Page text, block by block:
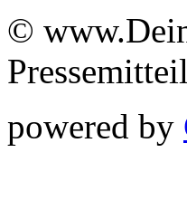
©
powered by